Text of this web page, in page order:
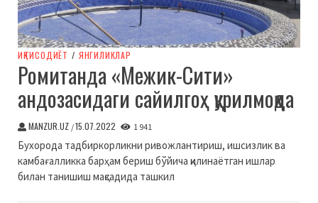
ИҚТИСОДИЁТ / ЯНГИЛИКЛАР
Ромитанда «Межик-Сити»
андозасидаги сайилгоҳ қурилмоқда
MANZUR.UZ /15.07.2022 1 941
Бухорода тадбиркорликни ривожлантириш, ишсизлик ва
камбағалликка барҳам бериш бўйича қилинаётган ишлар
билан танишиш мақсадида ташкил